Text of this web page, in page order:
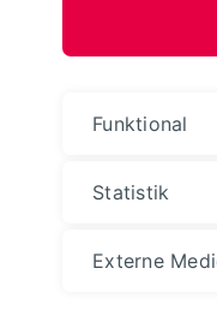
Funktional
Statistik
Externe